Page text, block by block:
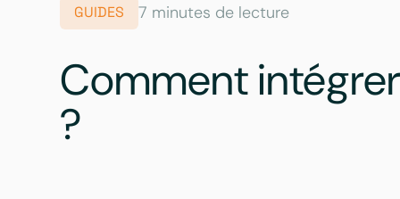
GUIDES 7 minutes de lecture
Comment intégrer
?